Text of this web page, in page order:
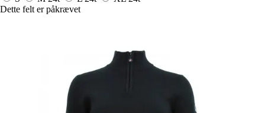
Dette felt er påkrævet